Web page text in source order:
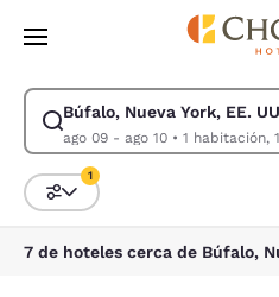
Pasar A Contenido Principal
Búfalo, Nueva York, EE.
ago 09 - ago 10•
Modificar la búsqueda de Búfalo,
Ordenar y filtrar
1